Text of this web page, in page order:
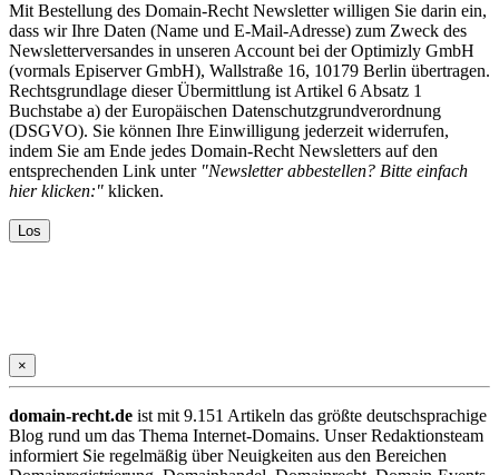
Mit Bestellung des Domain-Recht Newsletter willigen Sie darin ein,
dass wir Ihre Daten (Name und E-Mail-Adresse) zum Zweck des
Newsletterversandes in unseren Account bei der Optimizly GmbH
(vormals Episerver GmbH), Wallstraße 16, 10179 Berlin übertragen.
Rechtsgrundlage dieser Übermittlung ist Artikel 6 Absatz 1
Buchstabe a) der Europäischen Datenschutzgrundverordnung
(DSGVO). Sie können Ihre Einwilligung jederzeit widerrufen,
indem Sie am Ende jedes Domain-Recht Newsletters auf den
entsprechenden Link unter "Newsletter abbestellen? Bitte einfach
hier klicken:" klicken.
×
domain-recht.de ist mit 9.151 Artikeln das größte deutschsprachige
Blog rund um das Thema Internet-Domains. Unser Redaktionsteam
informiert Sie regelmäßig über Neuigkeiten aus den Bereichen